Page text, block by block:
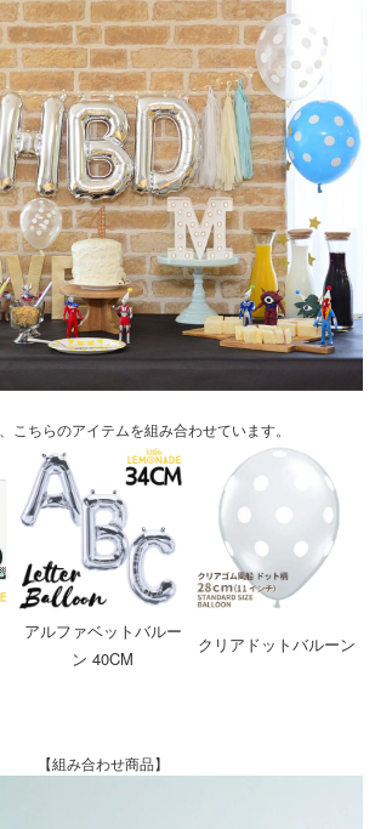
こちらのアイテムを組み合わせています。
アルファベットバルー
ン 40CM
クリアドットバルーン
【組み合わせ商品】